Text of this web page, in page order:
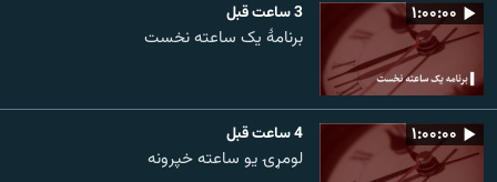
۱:۰۰:۰۰ 3 ساعت قبل
برنامۀ یک ساعته نخست
۱:۰۰:۰۰ 4 ساعت قبل
لومړۍ یو ساعته خپرونه